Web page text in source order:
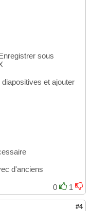
sous
et ajouter
d'anciens
0
1
#4